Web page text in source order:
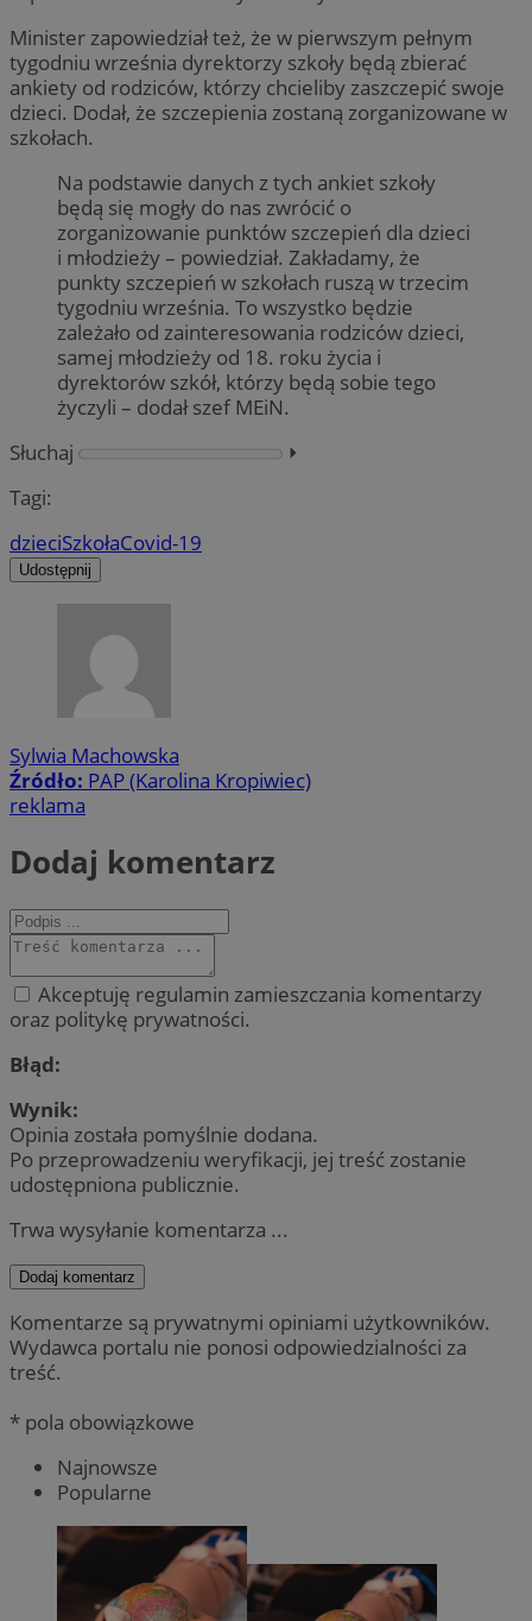
Minister zapowiedział też, że w pierwszym pełnym
tygodniu września dyrektorzy szkoły będą zbierać
ankiety od rodziców, którzy chcieliby zaszczepić swoje
dzieci. Dodał, że szczepienia zostaną zorganizowane w
szkołach.
Na podstawie danych z tych ankiet szkoły
będą się mogły do nas zwrócić o
zorganizowanie punktów szczepień dla dzieci
i młodzieży – powiedział. Zakładamy, że
punkty szczepień w szkołach ruszą w trzecim
tygodniu września. To wszystko będzie
zależało od zainteresowania rodziców dzieci,
samej młodzieży od 18. roku życia i
dyrektorów szkół, którzy będą sobie tego
życzyli – dodał szef MEiN.
Słuchaj
⏵︎
Tagi:
dzieciSzkołaCovid-19
Udostępnij
Sylwia Machowska
Źródło: PAP (Karolina Kropiwiec)
reklama
Dodaj komentarz
Akceptuję regulamin zamieszczania komentarzy
oraz politykę prywatności.
Błąd:
Wynik:
Opinia została pomyślnie dodana.
Po przeprowadzeniu weryfikacji, jej treść zostanie
udostępniona publicznie.
Trwa wysyłanie komentarza ...
Dodaj komentarz
Komentarze są prywatnymi opiniami użytkowników.
Wydawca portalu nie ponosi odpowiedzialności za
treść.
* pola obowiązkowe
Najnowsze
Popularne